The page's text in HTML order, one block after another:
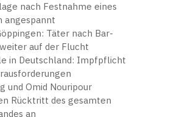
nach Festnahme eines
angespannt
Täter nach Bar-
auf der Flucht
in Deutschland: Impfpflicht
und Omid Nouripour
Rücktritt des gesamten
an